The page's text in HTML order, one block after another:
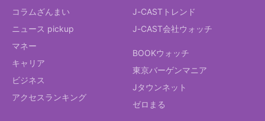
コラムざんまい
ニュース pickup
マネー
キャリア
ビジネス
アクセスランキング
J-CASTトレンド
J-CAST会社ウォッチ
BOOKウォッチ
東京バーゲンマニア
Jタウンネット
ゼロまる